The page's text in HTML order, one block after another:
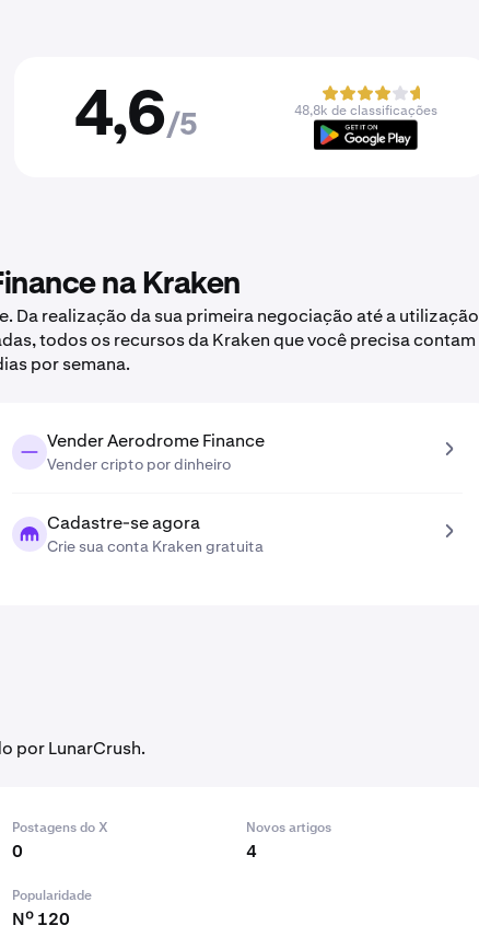
4,6/5
48,8k de classificações
na Kraken
Da realização da sua primeira negociação até a utilização
todos os recursos da Kraken que você precisa contam
por semana.
Vender Aerodrome Finance
Vender cripto por dinheiro
Cadastre-se agora
Crie sua conta Kraken gratuita
por LunarCrush.
Postagens do X
0
Novos artigos
4
Popularidade
Nº 120